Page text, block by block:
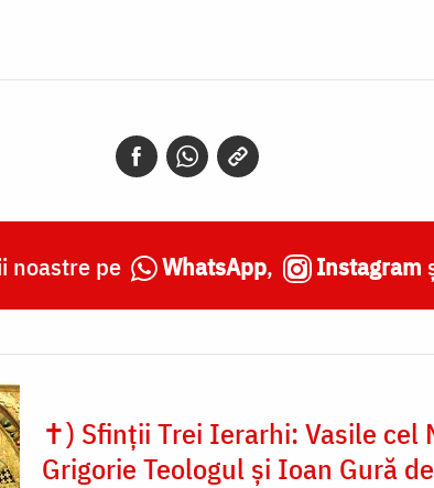
noastre pe WhatsApp, Instagram
✝) Sfinții Trei Ierarhi: Vasile cel
Grigorie Teologul și Ioan Gură